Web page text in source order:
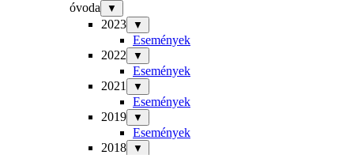
óvoda
▼
2023 ▼
Események
2022
▼
Események
2021
▼
Események
2019
▼
Események
2018
▼